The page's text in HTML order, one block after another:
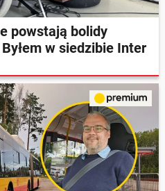
powstają bolidy
w siedzibie Inter